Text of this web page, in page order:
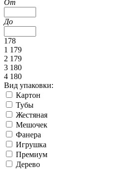
От
До
178
1 179
2 179
3 180
4 180
Вид упаковки:
Картон
Тубы
Жестяная
Мешочек
Фанера
Игрушка
Премиум
Дерево